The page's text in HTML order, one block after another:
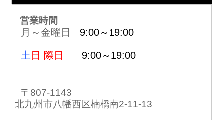
営業時間
月～金曜日 9:00～19:00
土 日 際日 9:00～19:00
〒807-1143
北九州市八幡西区楠橋南2-11-13